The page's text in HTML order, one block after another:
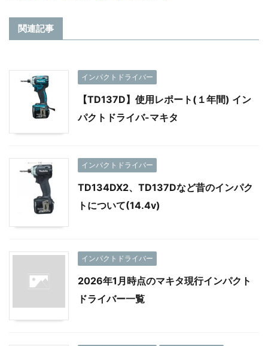
関連記事
インパクトドライバー
【TD137D】使用レポート(１年間) イン
パクトドライバ-マキタ
インパクトドライバー
TD134DX2、TD137Dなど昔のインパク
トについて(14.4v)
インパクトドライバー
2026年1月時点のマキタ現行インパクト
ドライバー一覧